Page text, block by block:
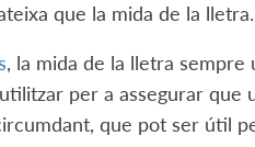
que la mida de la lletra.
, la mida de la lletra
per a assegurar que
que pot ser útil